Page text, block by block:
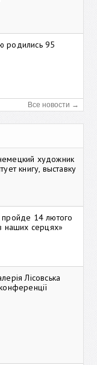
родились 95
Все новости →
художник
книгу, выставку
пройде 14 лютого
наших серцях»
Лісовська